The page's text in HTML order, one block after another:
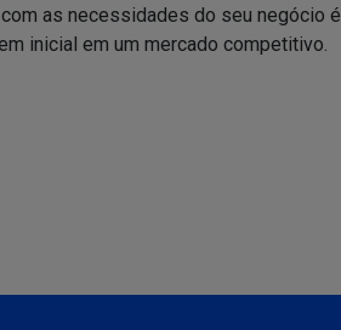
as necessidades do seu negócio é
inicial em um mercado competitivo.